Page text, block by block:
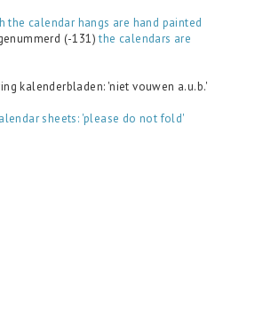
the calendar hangs are hand painted
(-131)the calendars are
kalenderbladen: 'niet vouwen a.u.b.'
sheets: 'please do not fold'